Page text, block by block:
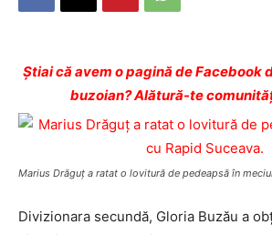
Ştiai că avem o pagină de Facebook
buzoian? Alătură-te
Marius Drăguţ a ratat o lovitură de pedeapsă în
Divizionara secundă, Gloria Buzău a